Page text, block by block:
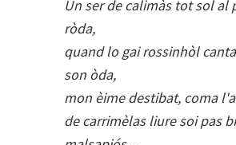
Un ser de calimàs tot sol al
ròda,
quand lo gai rossinhòl
son òda,
mon èime destibat, coma
de carrimèlas liure soi pas